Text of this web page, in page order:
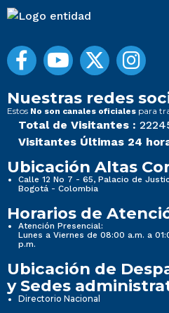
Nuestras redes
Estos No son canales oficiales para
Total de Visitantes :
Visitantes Últimas 24
Ubicación Altas
Calle 12 No 7 - 65, Palacio de
Bogotá - Colombia
Horarios de
Atención Presencial:
Lunes a Viernes de 08:00 a.m. a
p.m.
Ubicación de
y Sedes
Directorio Nacional